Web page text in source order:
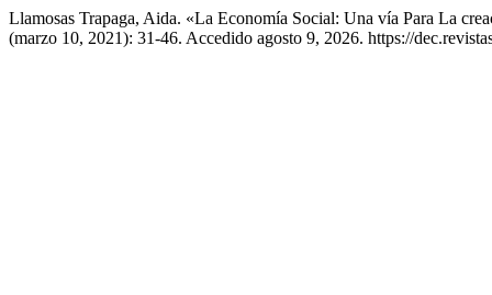
Llamosas Trapaga, Aida. «La Economía Social: Una vía Para La
(marzo 10, 2021): 31-46. Accedido agosto 9, 2026. https://